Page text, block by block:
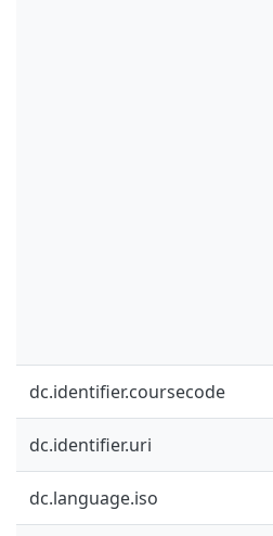
dc.identifier.coursecode
dc.identifier.uri
dc.language.iso